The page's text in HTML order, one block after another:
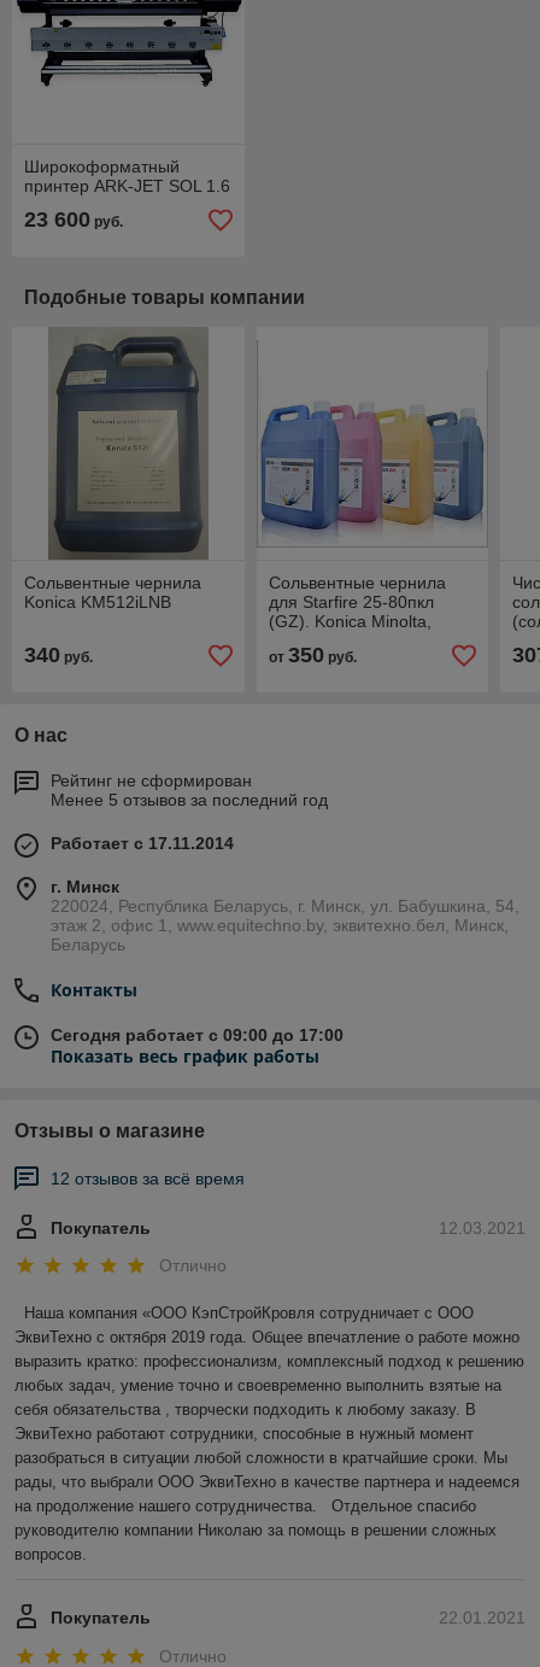
Широкоформатный
принтер ARK-JET SOL 1.6
23 600 руб.
Подобные товары компании
Сольвентные чернила
Konica KM512iLNB
340 руб.
Сольвентные чернила
для Starfire 25-80пкл
(GZ). Konica Minolta,
от 350руб.
О нас
Рейтинг не сформирован
Менее 5 отзывов за последний год
Работает с 17.11.2014
г. Минск
220024, Республика Беларусь, г. Минск, ул. Бабушкина, 54,
этаж 2, офис 1, www.equitechno.by, эквитехно.бел, Минск,
Беларусь
Контакты
Сегодня работает с 09:00 до 17:00
Показать весь график работы
Отзывы о магазине
12 отзывов за всё время
12.03.2021
Покупатель
Отлично
Наша компания «ООО КэпСтройКровля сотрудничает с ООО
ЭквиТехно с октября 2019 года. Общее впечатление о работе можно
выразить кратко: профессионализм, комплексный подход к решению
любых задач, умение точно и своевременно выполнить взятые на
себя обязательства , творчески подходить к любому заказу. В
ЭквиТехно работают сотрудники, способные в нужный момент
разобраться в ситуации любой сложности в кратчайшие сроки. Мы
рады, что выбрали ООО ЭквиТехно в качестве партнера и надеемся
на продолжение нашего сотрудничества.   Отдельное спасибо
руководителю компании Николаю за помощь в решении сложных
вопросов.
22.01.2021
Покупатель
Отлично